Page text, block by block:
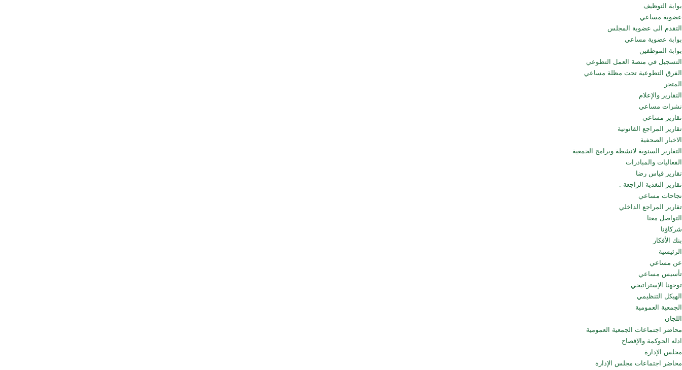
بوابة التوظيف
عضوية مساعي
التقدم الى عضوية المجلس
بوابة عضوية مساعي
بوابة الموظفين
التسجيل في منصة العمل التطوعي
الفرق التطوعية تحت مظلة مساعي
المتجر
التقارير والإعلام
نشرات مساعي
تقارير مساعي
تقارير المراجع القانونية
الاخبار الصحفية
التقارير السنوية لانشطة وبرامج الجمعية
الفعاليات والمبادرات
تقارير قياس رضا
تقارير التغذية الراجعة .
نجاحات مساعي
تقارير المراجع الداخلي
التواصل معنا
شركاؤنا
بنك الأفكار
الرئيسية
عن مساعي
تأسيس مساعي
توجهنا الإستراتيجي
الهيكل التنظيمي
الجمعية العمومية
اللجان
محاضر اجتماعات الجمعية العمومية
ادله الحوكمة والإفصاح
مجلس الإدارة
محاضر اجتماعات مجلس الإدارة